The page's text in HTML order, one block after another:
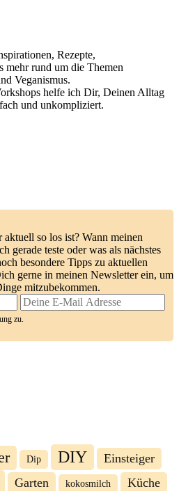
Rezepte,
mehr rund um die Themen
Veganismus.
helfe ich Dir, Deinen Alltag
und unkompliziert.
so los ist? Wann meinen
gerade teste oder was als nächstes
besondere Tipps zu aktuellen
gerne in meinen Newsletter ein, um
mitzubekommen.
zu.
Dip DIY Einsteiger
Garten kokosmilch Küche